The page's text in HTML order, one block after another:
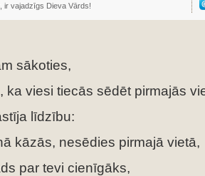
ir vajadzīgs Dieva Vārds!
sākoties,
ka viesi tiecās sēdēt pirmajās
līdzību:
kāzās, nesēdies pirmajā vietā,
par tevi cienīgāks,